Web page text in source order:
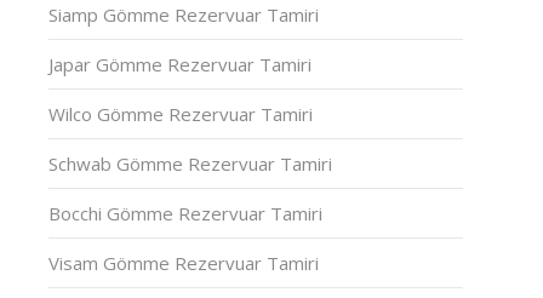
Siamp Gömme Rezervuar Tamiri
Japar Gömme Rezervuar Tamiri
Wilco Gömme Rezervuar Tamiri
Schwab Gömme Rezervuar Tamiri
Bocchi Gömme Rezervuar Tamiri
Visam Gömme Rezervuar Tamiri